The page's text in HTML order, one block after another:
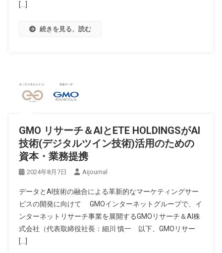
[…]
続きを見る、読む
GMO リサーチ＆AIとETE HOLDINGSがAI
技術(デジタルツイン技術)活用のための
資本・業務提携
2024年8月7日 Aijournal
データとAI技術の融合による革新的なマーケティングサー
ビスの開発に向けて GMOインターネットグループで、イ
ンターネットリサーチ事業を展開するGMOリサーチ＆AI株
式会社（代表取締役社長：細川 慎一 以下、GMOリサー
[…]